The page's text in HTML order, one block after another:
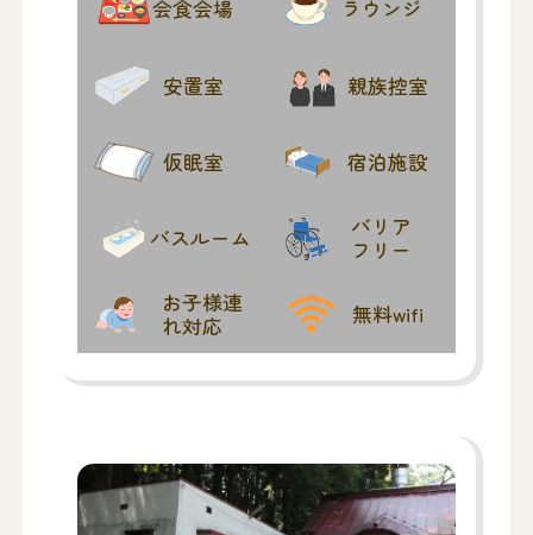
会食会場 ラウンジ
安置室 親族控室
仮眠室 宿泊施設
バスルーム
バリア
フリー
お子様連
れ対応
無料wifi